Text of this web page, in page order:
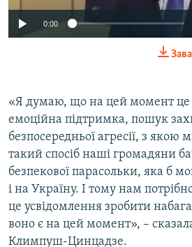
0:00
«Я думаю, що на цей момент це
емоційна підтримка, пошук
безпосередньої агресії, з якою
такий спосіб наші громадяни
безпекової парасольки, яка б
і на Україну. І тому нам
це усвідомлення зробити
воно є на цей момент», –
Климпуш-Цинцадзе.